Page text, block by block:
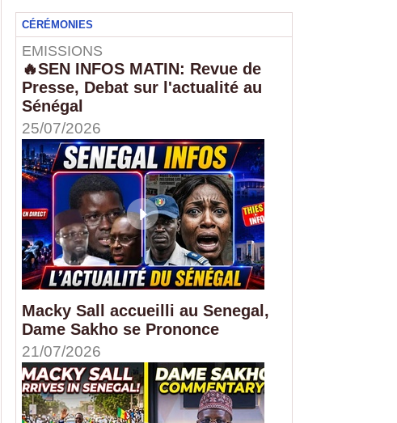
CÉRÉMONIES
EMISSIONS
🔥SEN INFOS MATIN: Revue de
Presse, Debat sur l'actualité au
Sénégal
25/07/2026
Macky Sall accueilli au Senegal,
Dame Sakho se Prononce
21/07/2026